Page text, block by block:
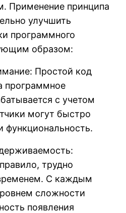
Применение принципа
улучшить
программного
образом:
Простой код
программное
с учетом
могут быстро
функциональность.
трудно
С каждым
сложности
появления